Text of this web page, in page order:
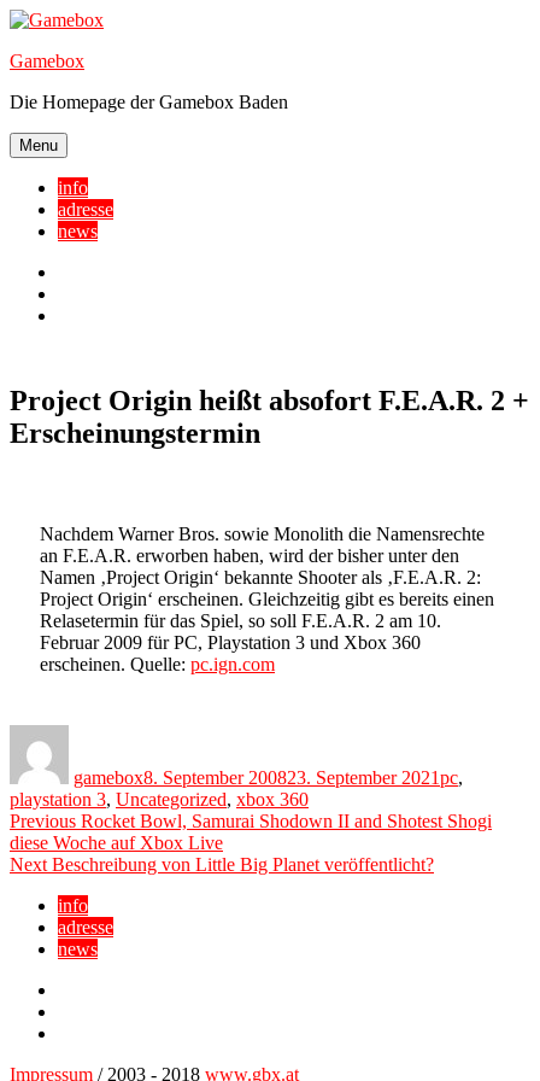
Skip
content
Gamebox
Die Homepage der Gamebox Baden
Menu
info
adresse
news
Project Origin heißt absofort F.E.A.R. 2 +
Erscheinungstermin
Nachdem Warner Bros. sowie Monolith die Namensrechte
an F.E.A.R. erworben haben, wird der bisher unter den
Namen ‚Project Origin‘ bekannte Shooter als ‚F.E.A.R. 2:
Project Origin‘ erscheinen. Gleichzeitig gibt es bereits einen
Relasetermin für das Spiel, so soll F.E.A.R. 2 am 10.
Februar 2009 für PC, Playstation 3 und Xbox 360
erscheinen. Quelle: pc.ign.com
gamebox8. September 200823. September 2021pc,
playstation 3, Uncategorized, xbox 360
Beitragsnavigation
Previous Previous
post:
Rocket Bowl, Samurai Shodown II and Shotest Shogi
diese Woche auf Xbox Live
Next Next
Beschreibung von Little Big Planet veröffentlicht?
info
adresse
news
Impressum / 2003 - 2018 www.gbx.at